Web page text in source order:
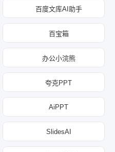
百度文库AI助手
百宝箱
办公小浣熊
夸克PPT
AiPPT
SlidesAI